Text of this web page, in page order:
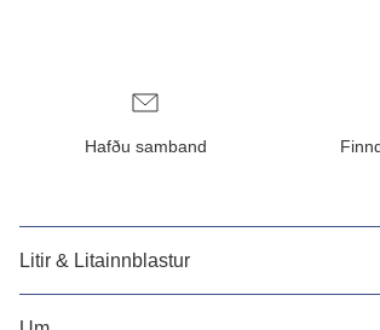
Hafðu samband
Litir & Litainnblastur